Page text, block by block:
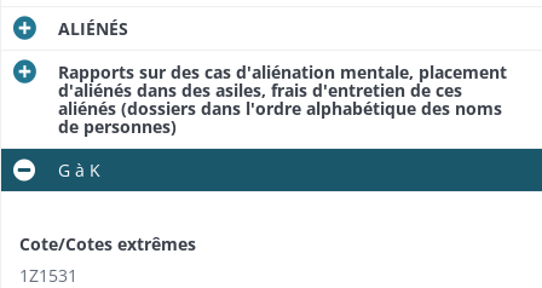
ALIÉNÉS
Rapports sur des cas d'aliénation mentale, placement
d'aliénés dans des asiles, frais d'entretien de ces
aliénés (dossiers dans l'ordre alphabétique des noms
de personnes)
G à K
Cote/Cotes extrêmes
1Z1531